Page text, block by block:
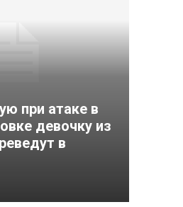
при атаке в
девочку из
в